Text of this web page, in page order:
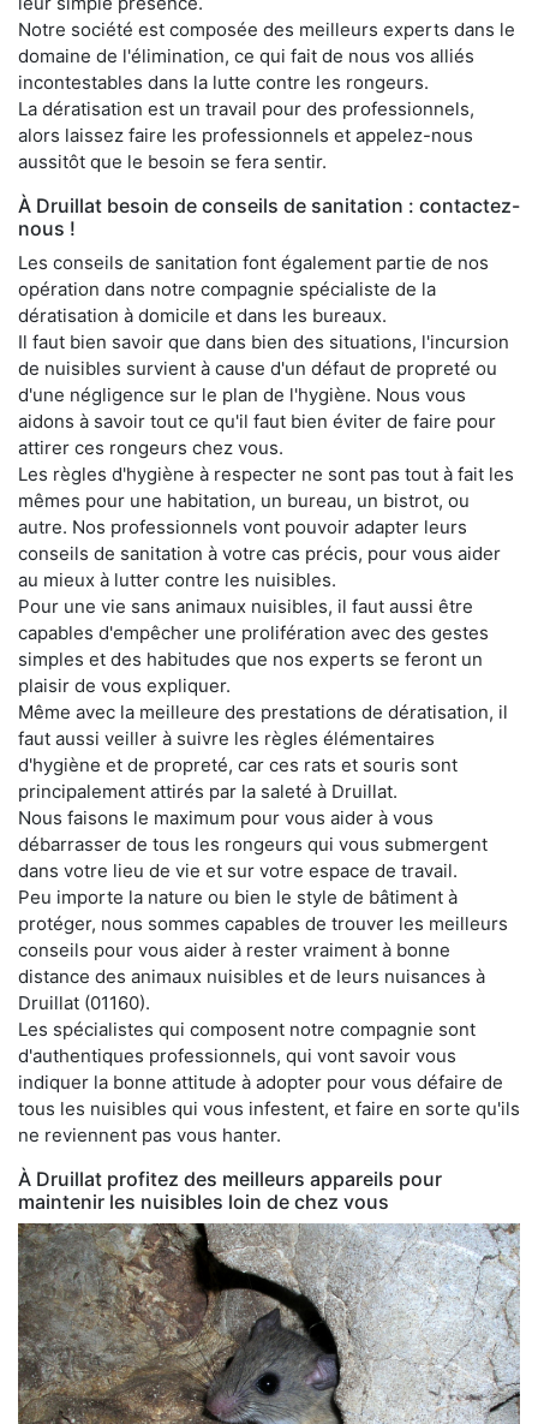
Notre société est composée des meilleurs experts dans le
domaine de l'élimination, ce qui fait de nous vos alliés
incontestables dans la lutte contre les rongeurs.
La dératisation est un travail pour des professionnels,
alors laissez faire les professionnels et appelez-nous
aussitôt que le besoin se fera sentir.
À Druillat besoin de conseils de sanitation : contactez-
nous !
Les conseils de sanitation font également partie de nos
opération dans notre compagnie spécialiste de la
dératisation à domicile et dans les bureaux.
Il faut bien savoir que dans bien des situations, l'incursion
de nuisibles survient à cause d'un défaut de propreté ou
d'une négligence sur le plan de l'hygiène. Nous vous
aidons à savoir tout ce qu'il faut bien éviter de faire pour
attirer ces rongeurs chez vous.
Les règles d'hygiène à respecter ne sont pas tout à fait les
mêmes pour une habitation, un bureau, un bistrot, ou
autre. Nos professionnels vont pouvoir adapter leurs
conseils de sanitation à votre cas précis, pour vous aider
au mieux à lutter contre les nuisibles.
Pour une vie sans animaux nuisibles, il faut aussi être
capables d'empêcher une prolifération avec des gestes
simples et des habitudes que nos experts se feront un
plaisir de vous expliquer.
Même avec la meilleure des prestations de dératisation, il
faut aussi veiller à suivre les règles élémentaires
d'hygiène et de propreté, car ces rats et souris sont
principalement attirés par la saleté à Druillat.
Nous faisons le maximum pour vous aider à vous
débarrasser de tous les rongeurs qui vous submergent
dans votre lieu de vie et sur votre espace de travail.
Peu importe la nature ou bien le style de bâtiment à
protéger, nous sommes capables de trouver les meilleurs
conseils pour vous aider à rester vraiment à bonne
distance des animaux nuisibles et de leurs nuisances à
Druillat (01160).
Les spécialistes qui composent notre compagnie sont
d'authentiques professionnels, qui vont savoir vous
indiquer la bonne attitude à adopter pour vous défaire de
tous les nuisibles qui vous infestent, et faire en sorte qu'ils
ne reviennent pas vous hanter.
À Druillat profitez des meilleurs appareils pour
maintenir les nuisibles loin de chez vous